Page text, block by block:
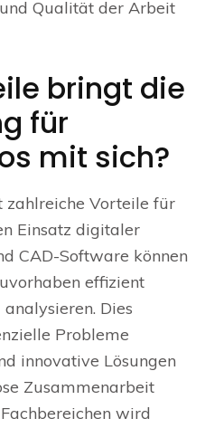
Qualität der Arbeit
bringt die
für
mit sich?
Vorteile für
Einsatz digitaler
CAD-Software können
effizient
Dies
Probleme
innovative Lösungen
Zusammenarbeit
wird